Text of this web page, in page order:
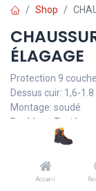
Accueil
Shop
ÉLAGAGE
Protection 9
Dessus cuir: 1,6-
Montage: soudé
Doublure: Textile
Semelle: PU double
Protection:
Surbout avant en
Insert arrière en